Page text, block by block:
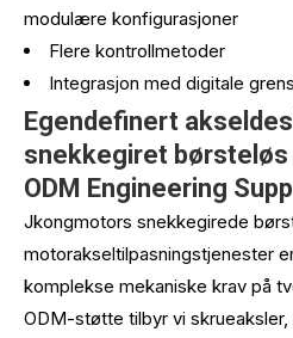
modulære konfigurasjoner
Flere kontrollmetoder
Integrasjon med digitale
Egendefinert
snekkegiret børsteløs
ODM Engineering
Jkongmotors snekkegirede
motorakseltilpasningstjenester
komplekse mekaniske krav på
ODM-støtte tilbyr vi